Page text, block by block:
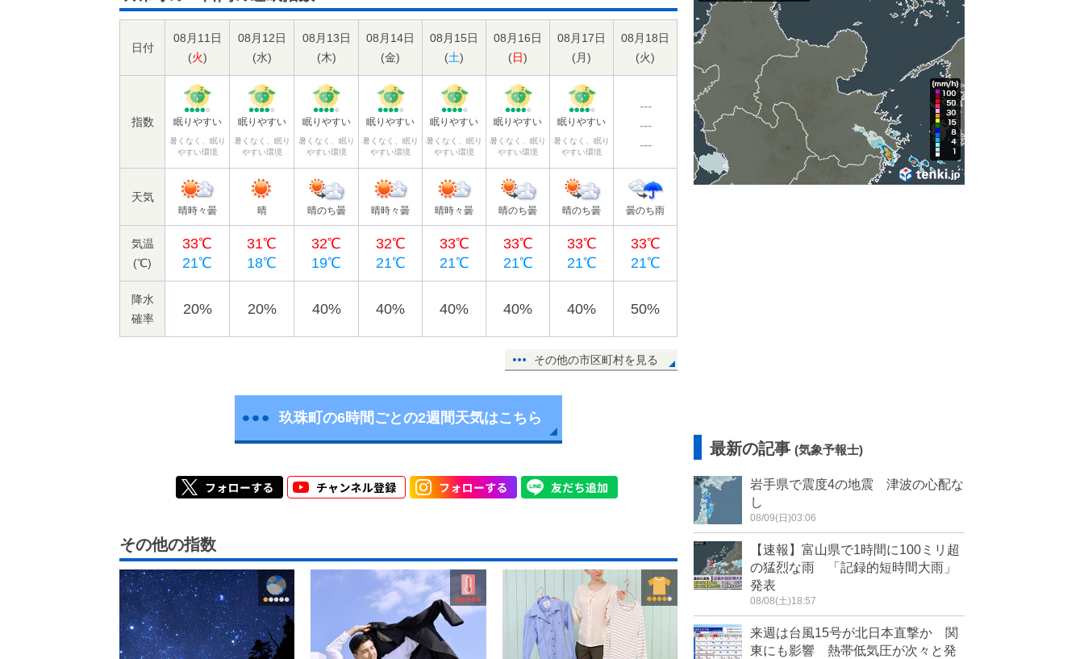
日付
08月11日
(火)
08月12日
(水)
08月13日
(木)
08月14日
(金)
08月15日
(土)
08月16日
(日)
08月17日
(月)
08月18日
(火)
指数 眠りやすい
暑くなく、眠り
やすい環境
眠りやすい
暑くなく、眠り
やすい環境
眠りやすい
暑くなく、眠り
やすい環境
眠りやすい
暑くなく、眠り
やすい環境
眠りやすい
暑くなく、眠り
やすい環境
眠りやすい
暑くなく、眠り
やすい環境
眠りやすい
暑くなく、眠り
やすい環境
---
---
---
天気
晴時々曇 晴 晴のち曇 晴時々曇 晴時々曇 晴のち曇 晴のち曇 曇のち雨
気温
(℃)
33℃
21℃
31℃
18℃
32℃
19℃
32℃
21℃
33℃
21℃
33℃
21℃
33℃
21℃
33℃
21℃
降水
確率
20% 20% 40% 40% 40% 40% 40% 50%
その他の市区町村を見る
玖珠町の6時間ごとの2週間天気はこちら
その他の指数
最新の記事 (気象予報士)
岩手県で震度4の地震 津波の心配な
し
08/09(日)03:06
【速報】富山県で1時間に100ミリ超
の猛烈な雨 「記録的短時間大雨」
発表
08/08(土)18:57
来週は台風15号が北日本直撃か 関
東にも影響 熱帯低気圧が次々と発